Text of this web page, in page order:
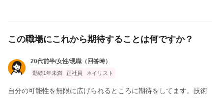
この職場にこれから期待することは何ですか？
20代前半/女性/現職（回答時）
勤続1年未満 正社員 ネイリスト
自分の可能性を無限に広げられるところに期待をしてます。技術